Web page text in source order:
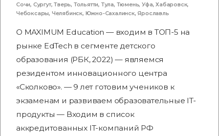
Сочи, Сургут,Тверь, Тольятти, Тула, Тюмень,Уфа,Хабаровск,
Чебоксары, Челябинск, Южно-Сахалинск,Ярославль
О MAXIMUM Education — входим в ТОП-5 на
рынке EdTech в сегменте детского
образования (РБК, 2022) — являемся
резидентом инновационного центра
«Сколково». — 9 лет готовим учеников к
экзаменам и развиваем образовательные IT-
продукты — Входим в список
аккредитованных IT-компаний РФ